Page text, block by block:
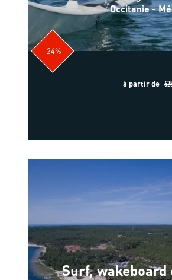
Occitanie -
-24%
à partir de
Surf, wakeboard